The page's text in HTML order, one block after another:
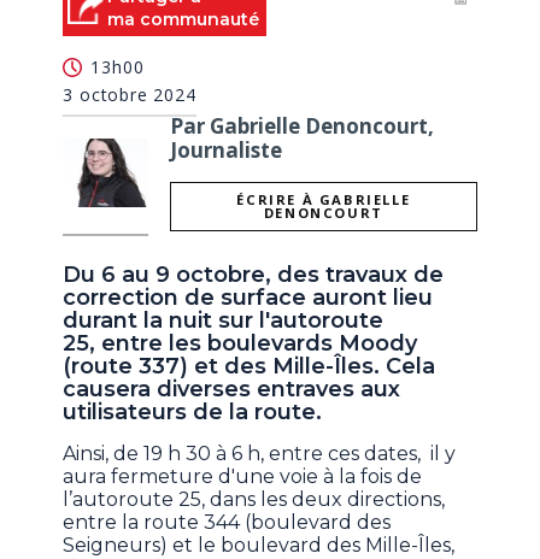
ma communauté
13h00
3 octobre 2024
Par Gabrielle Denoncourt,
Journaliste
ÉCRIRE À GABRIELLE
DENONCOURT
Du 6 au 9 octobre, des travaux de
correction de surface auront lieu
durant la nuit sur l'autoroute
25, entre les boulevards Moody
(route 337) et des Mille-Îles. Cela
causera diverses entraves aux
utilisateurs de la route.
Ainsi, de 19 h 30 à 6 h, entre ces dates, il y
aura fermeture d'une voie à la fois de
l’autoroute 25, dans les deux directions,
entre la route 344 (boulevard des
Seigneurs) et le boulevard des Mille-Îles,